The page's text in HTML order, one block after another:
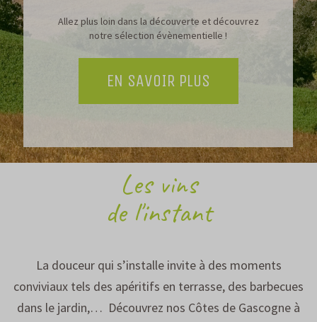
Allez plus loin dans la découverte et découvrez
notre sélection évènementielle !
EN SAVOIR PLUS
Les vins
de l'instant
La douceur qui s’installe invite à des moments
conviviaux tels des apéritifs en terrasse, des barbecues
dans le jardin,… Découvrez nos Côtes de Gascogne à